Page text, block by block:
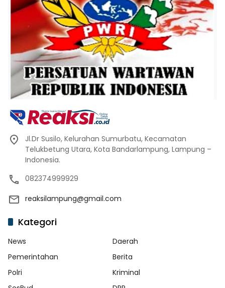
Jl.Dr Susilo, Kelurahan Sumurbatu, Kecamatan
Telukbetung Utara, Kota Bandarlampung, Lampung –
Indonesia.
082374999929
reaksilampung@gmail.com
Kategori
News
Daerah
Pemerintahan
Berita
Polri
Kriminal